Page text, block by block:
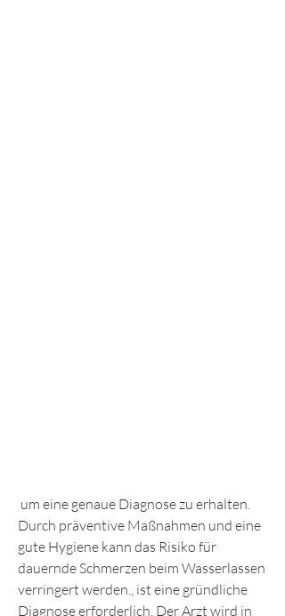
Durch präventive Maßnahmen und eine
gute Hygiene kann das Risiko für
dauernde Schmerzen beim Wasserlassen
verringert werden., ist eine gründliche
Diagnose erforderlich. Der Arzt wird in